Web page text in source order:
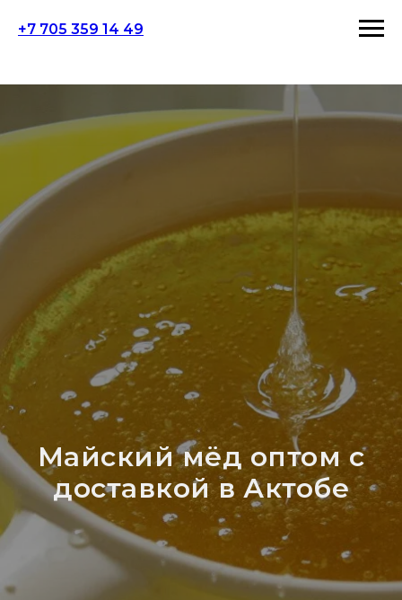
+7 705 359 14 49
Майский мёд оптом с
доставкой в Актобе